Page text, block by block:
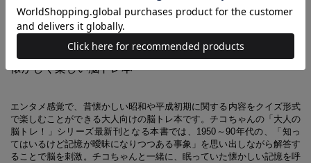
A．
竹の子族
思い出しと同時に雑学も学べる！
懐かしく楽しい脳トレ本
エンタメ感覚で、昔懐かしい昭和や平成初期に関する内容をクイズ形式
で楽しむことができる大人向けの脳トレ本です。チコちゃんの「大人の
脳トレ！」シリーズ最新刊となる本書では、1950～90年代の、「知っ
てはいるけど記憶が曖昧になりつつある事象」を思い出しながら解答す
ることで脳を刺激。チコちゃんと一緒に、眠っていた懐かしい記憶を呼